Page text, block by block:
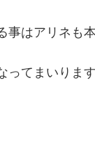
事はアリネも
ってまいりま